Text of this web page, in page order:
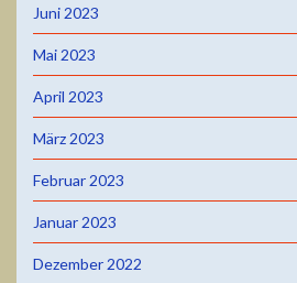
Juni 2023
Mai 2023
April 2023
März 2023
Februar 2023
Januar 2023
Dezember 2022